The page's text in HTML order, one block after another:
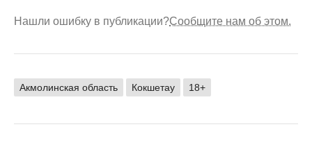
Нашли ошибку в публикации?Сообщите нам об этом.
Акмолинская область Кокшетау 18+